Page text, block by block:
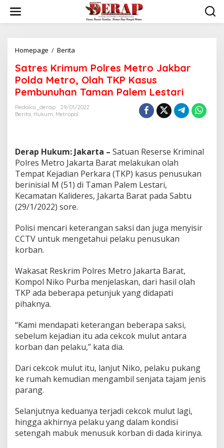
content
Homepage / Berita
Polres
Metro
Jakbar
Polda
Metro,
Olah
Taman
Palem
Lestari
Satres Krimum Polres Metro Jakbar
Polda Metro, Olah TKP Kasus
Pembunuhan Taman Palem Lestari
Redaksi_derap
29/01/2022
Berita, Hukum, Metropol
Derap Hukum: Jakarta – Satuan Reserse Kriminal
Polres Metro Jakarta Barat melakukan olah
Tempat Kejadian Perkara (TKP) kasus penusukan
berinisial M (51) di Taman Palem Lestari,
Kecamatan Kalideres, Jakarta Barat pada Sabtu
(29/1/2022) sore.
Polisi mencari keterangan saksi dan juga menyisir
CCTV untuk mengetahui pelaku penusukan
korban.
Wakasat Reskrim Polres Metro Jakarta Barat,
Kompol Niko Purba menjelaskan, dari hasil olah
TKP ada beberapa petunjuk yang didapati
pihaknya.
“Kami mendapati keterangan beberapa saksi,
sebelum kejadian itu ada cekcok mulut antara
korban dan pelaku,” kata dia.
Dari cekcok mulut itu, lanjut Niko, pelaku pukang
ke rumah kemudian mengambil senjata tajam jenis
parang.
Selanjutnya keduanya terjadi cekcok mulut lagi,
hingga akhirnya pelaku yang dalam kondisi
setengah mabuk menusuk korban di dada kirinya.